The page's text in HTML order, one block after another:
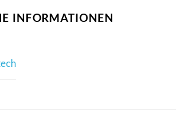
INFORMATIONEN